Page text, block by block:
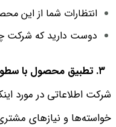
انتظارات شما از این
دوست دارید که شرکت
٣. تطبیق محصول با سطوح مختلف مدل کاتلر
شرکت اطلاعاتی در مورد
خواسته‌ها و نیازهای